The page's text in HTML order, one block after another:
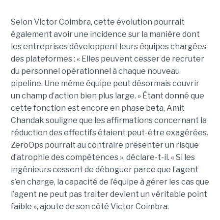
Selon Victor Coimbra, cette évolution pourrait
également avoir une incidence sur la manière dont
les entreprises développent leurs équipes chargées
des plateformes : « Elles peuvent cesser de recruter
du personnel opérationnel à chaque nouveau
pipeline. Une même équipe peut désormais couvrir
un champ d’action bien plus large. » Étant donné que
cette fonction est encore en phase beta, Amit
Chandak souligne que les affirmations concernant la
réduction des effectifs étaient peut-être exagérées.
ZeroOps pourrait au contraire présenter un risque
d’atrophie des compétences », déclare-t-il. « Si les
ingénieurs cessent de déboguer parce que l’agent
s’en charge, la capacité de l’équipe à gérer les cas que
l’agent ne peut pas traiter devient un véritable point
faible », ajoute de son côté Victor Coimbra.